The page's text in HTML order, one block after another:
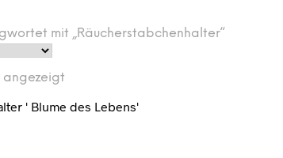
mit „Räucherstabchenhalter“
angezeigt
sortiert